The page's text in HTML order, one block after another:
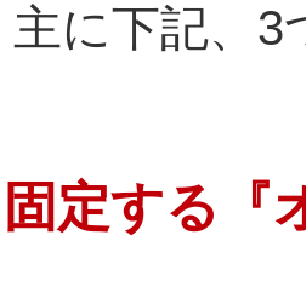
主に下記、
定する『